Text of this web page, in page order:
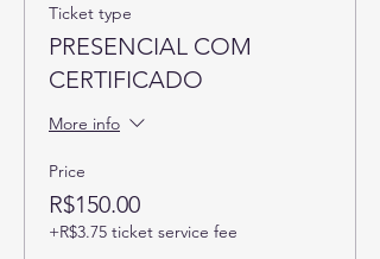
Ticket type
PRESENCIAL COM
CERTIFICADO
More info
Price
R$150.00
+R$3.75 ticket service fee